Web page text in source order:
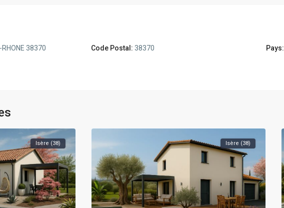
38370 Code Postal: 38370 Pays:
Isère (38) Isère (38)